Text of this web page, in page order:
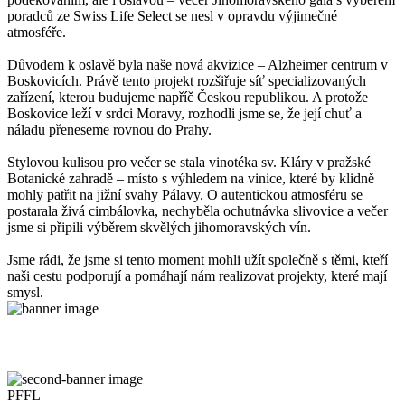
poradců ze Swiss Life Select se nesl v opravdu výjimečné
atmosféře.
Důvodem k oslavě byla naše nová akvizice – Alzheimer centrum v
Boskovicích. Právě tento projekt rozšiřuje síť specializovaných
zařízení, kterou budujeme napříč Českou republikou. A protože
Boskovice leží v srdci Moravy, rozhodli jsme se, že její chuť a
náladu přeneseme rovnou do Prahy.
Stylovou kulisou pro večer se stala vinotéka sv. Kláry v pražské
Botanické zahradě – místo s výhledem na vinice, které by klidně
mohly patřit na jižní svahy Pálavy. O autentickou atmosféru se
postarala živá cimbálovka, nechyběla ochutnávka slivovice a večer
jsme si připili výběrem skvělých jihomoravských vín.
Jsme rádi, že jsme si tento moment mohli užít společně s těmi, kteří
naši cestu podporují a pomáhají nám realizovat projekty, které mají
smysl.
PFFL